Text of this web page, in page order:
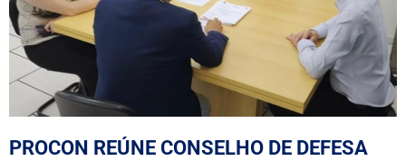
PROCON REÚNE CONSELHO DE DEFESA